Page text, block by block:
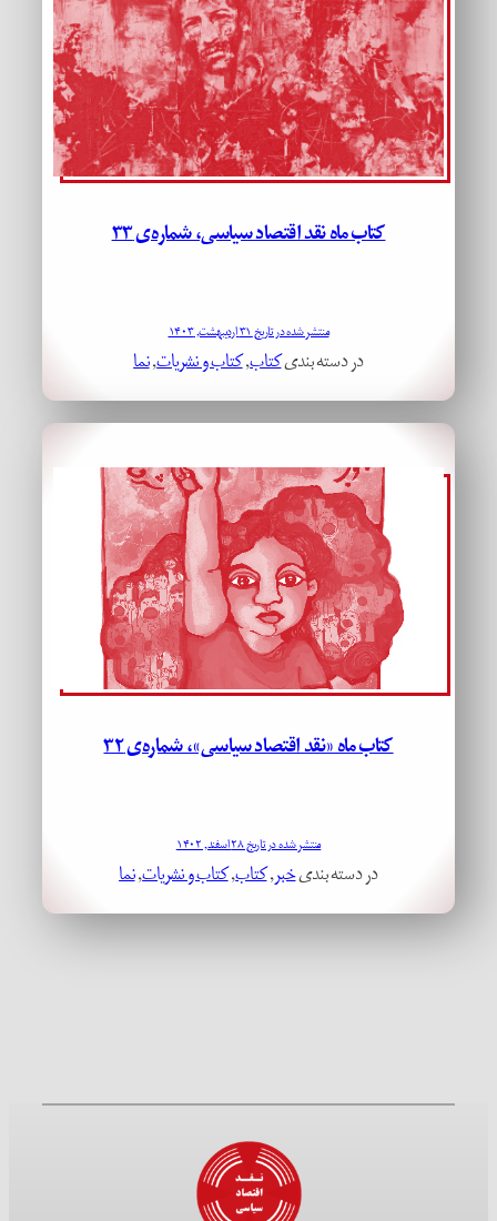
کتاب ماه نقد اقتصاد سیاسی، شماره‌ی ۳۳
منتشر شده در تاریخ ۳۱ اردیبهشت, ۱۴۰۳
در دسته بندیکتاب, کتاب و نشریات, نما
کتاب ماه «نقد اقتصاد سیاسی»، شماره‌ی ۳۲
منتشر شده در تاریخ ۲۸ اسفند, ۱۴۰۲
در دسته بندیخبر, کتاب, کتاب و نشریات, نما